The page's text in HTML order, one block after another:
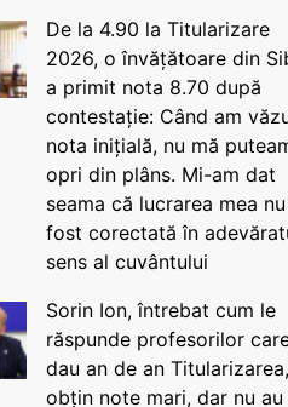
De la 4.90 la Titularizare
2026, o învățătoare din
a primit nota 8.70 după
contestație: Când am
nota inițială, nu mă
opri din plâns. Mi-am dat
seama că lucrarea mea
fost corectată în
sens al cuvântului
Sorin Ion, întrebat cum le
răspunde profesorilor
dau an de an Titularizarea,
obțin note mari, dar nu au